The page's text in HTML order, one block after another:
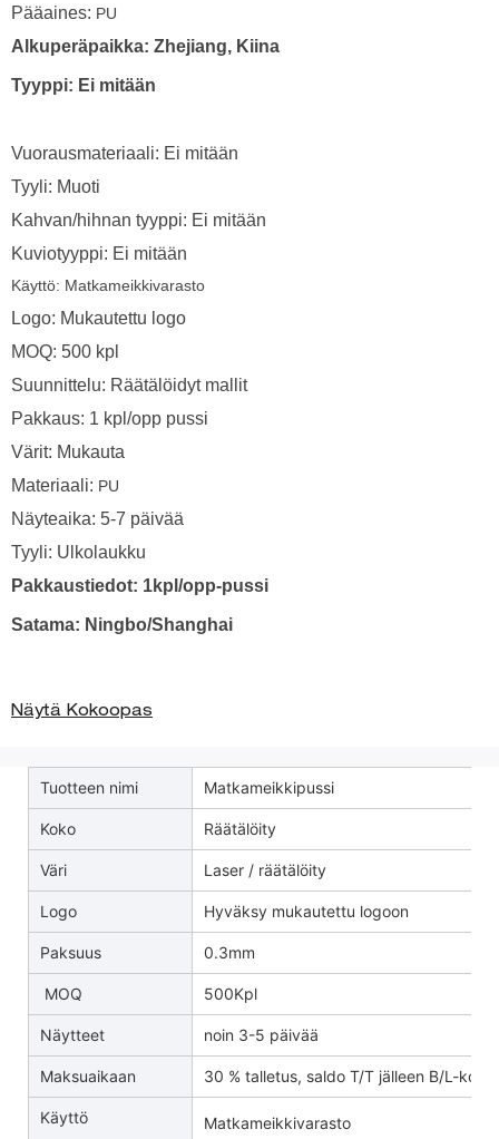
Pääaines: PU
Alkuperäpaikka: Zhejiang, Kiina
Tyyppi: Ei mitään
Vuorausmateriaali: Ei mitään
Tyyli: Muoti
Kahvan/hihnan tyyppi: Ei mitään
Kuviotyyppi: Ei mitään
Käyttö: Matkameikkivarasto
Logo: Mukautettu logo
MOQ: 500 kpl
Suunnittelu: Räätälöidyt mallit
Pakkaus: 1 kpl/opp pussi
Värit: Mukauta
Materiaali: PU
Näyteaika: 5-7 päivää
Tyyli: Ulkolaukku
Pakkaustiedot: 1kpl/opp-pussi
Satama: Ningbo/Shanghai
Näytä Kokoopas
Tuotteen nimi Matkameikkipussi
Koko Räätälöity
Väri Laser / räätälöity
Logo Hyväksy mukautettu logoon
Paksuus 0.3mm
MOQ 500Kpl
Näytteet noin 3-5 päivää
Maksuaikaan 30 % talletus, saldo T/T jälleen B/L-kopio
Käyttö Matkameikkivarasto